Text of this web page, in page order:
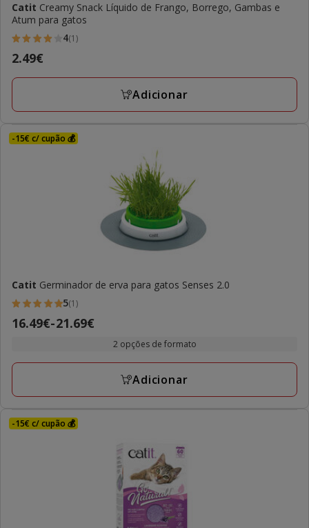
Catit Creamy Snack Líquido de Frango, Borrego, Gambas e
Atum para gatos
4
estrelas
com
avaliações
4(1)
Preço
2.49€
2.49€
Adicionar
-15€ c/ cupão 💰
Catit Germinador de erva para gatos Senses 2.0
5
estrelas
1
5(1)
Preço
a
21.69€
16.49€-21.69€
2 opções de formato
Adicionar
-15€ c/ cupão 💰